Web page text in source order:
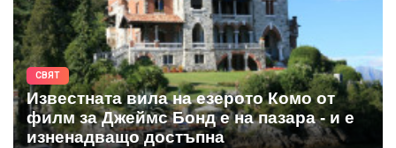
СВЯТ
Известната вила на езерото Комо от
филм за Джеймс Бонд е на пазара - и е
изненадващо достъпна